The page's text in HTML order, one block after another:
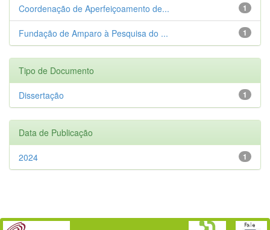
1
Coordenação de Aperfeiçoamento de...
1
Fundação de Amparo à Pesquisa do ...
Tipo de Documento
1
Dissertação
Data de Publicação
1
2024